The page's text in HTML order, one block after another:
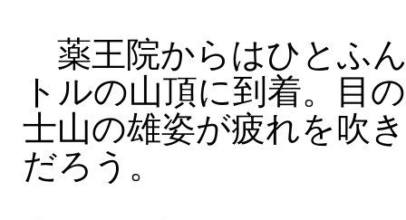
薬王院からはひとふ
トルの山頂に到着。目
士山の雄姿が疲れを吹
だろう。